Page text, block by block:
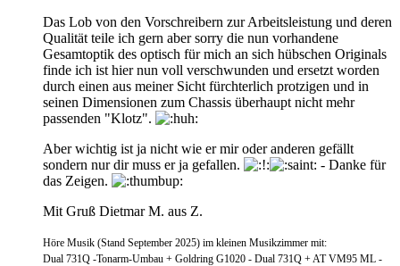
Das Lob von den Vorschreibern zur Arbeitsleistung und deren
Qualität teile ich gern aber sorry die nun vorhandene
Gesamtoptik des optisch für mich an sich hübschen Originals
finde ich ist hier nun voll verschwunden und ersetzt worden
durch einen aus meiner Sicht fürchterlich protzigen und in
seinen Dimensionen zum Chassis überhaupt nicht mehr
passenden "Klotz".
Aber wichtig ist ja nicht wie er mir oder anderen gefällt
sondern nur dir muss er ja gefallen.
- Danke für
das Zeigen.
Mit Gruß Dietmar M. aus Z.
Höre Musik (Stand September 2025) im kleinen Musikzimmer mit:
Dual 731Q -Tonarm-Umbau + Goldring G1020 - Dual 731Q + AT VM95 ML -